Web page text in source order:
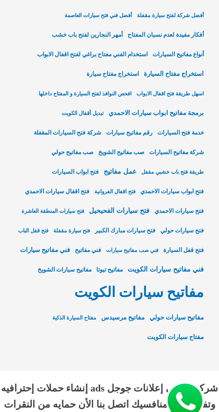
أفضل شركة لفتح سيارة مقفلة أفضل فني فتح سيارات العاصمة
أفكار مفيدة لعدم نسيان المفتاح أمهر النجارين لفتح باب خشب
أنواع مفاتيح السيارات استخدام الفني مفتاح براغي لفتح اقفال الابواب
استخراج مفتاح السيارة استخراج مفتاح سيارة
اسهل طريقة فتح اقفال الابواب افحص النوافذ لفتح السيارة و المفتاح داخلها
برمجة مفاتيح ابواب سيارات الاحمدي تبديل أقفال الكويت
خدمة فتح السيارات رقم مفاتيح سيارات شركة فتح السيارات المقفلة
شركة مفاتيح السيارات صب مفاتيح الشويخ صب مفاتيح حولي
طريقة فتح باب خشبي مقفل عمل مفاتيح فتح ابواب السيارات
فتح ابواب سيارات الاحمدي فتح اقفال الفروانية فتح اقفال سيارات الاحمدي
فتح سيارات الاحمدي فتح سيارات الفحيحيل فتح سيارات المنطقة العاشرة
فتح سيارات حولي فتح سيارات مبارك الكبير فتح سيارة مقفلة فتح قفل الباب
فتح قفل السيارة فني صب مفاتيح سيارات فني مفاتيح فني مفاتيح سيارات
فني مفاتيح سيارات الكويت مفاتيح تيوتا مفاتيح سيارات الشويخ
مفاتيح سيارات الكويت
مفاتيح سيارات حولي مفاتيح مرسيدس مفتاح السيارة الذكية
مفتاح سيارات الكويت
شركة الناجي إعلانات جوجل ads إنشاء حملات إحترافيه
وتفوق علي منافسيك اتصل بنا الأن حمايه من النقرات